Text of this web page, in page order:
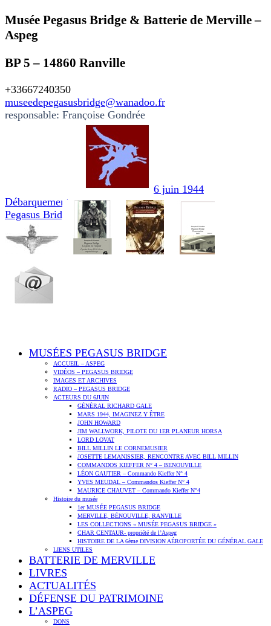
Musée Pegasus Bridge & Batterie de Merville –
Aspeg
BP 5 – 14860 Ranville
+33667240350
museedepegasusbridge@wanadoo.fr
responsable: Françoise Gondrée
6 juin 1944
Débarquement
Pegasus Bridge
MUSÉES PEGASUS BRIDGE
ACCUEIL – ASPEG
VIDÉOS – PEGASUS BRIDGE
IMAGES ET ARCHIVES
RADIO – PEGASUS BRIDGE
ACTEURS DU 6JUIN
GÉNÉRAL RICHARD GALE
MARS 1944, IMAGINEZ Y ÊTRE
JOHN HOWARD
JIM WALLWORK, PILOTE DU 1ER PLANEUR HORSA
LORD LOVAT
BILL MILLIN LE CORNEMUSIER
JOSETTE LEMANISSIER, RENCONTRE AVEC BILL MILLIN
COMMANDOS KIEFFER N° 4 – BENOUVILLE
LÉON GAUTIER – Commando Kieffer N° 4
YVES MEUDAL – Commandos Kieffer N° 4
MAURICE CHAUVET – Commando Kieffer N°4
Histoire du musée
1er MUSÉE PEGASUS BRIDGE
MERVILLE, BÉNOUVILLE, RANVILLE
LES COLLECTIONS « MUSÉE PEGASUS BRIDGE »
CHAR CENTAUR- propriété de l’Aspeg
HISTOIRE DE LA 6ème DIVISION AÉROPORTÉE DU GÉNÉRAL GALE
LIENS UTILES
BATTERIE DE MERVILLE
LIVRES
ACTUALITÉS
DÉFENSE DU PATRIMOINE
L’ASPEG
DONS